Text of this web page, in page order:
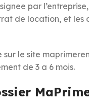
par
de location, et
le site
de 3 a 6 mois.